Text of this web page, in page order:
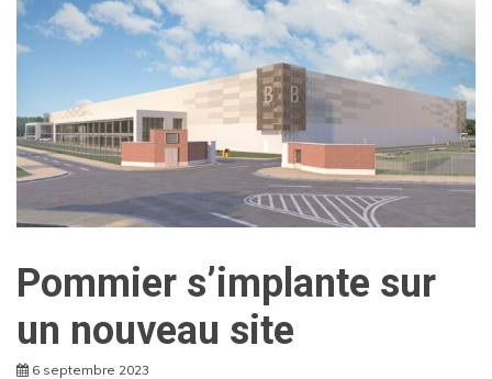
Pommier s’implante sur
un nouveau site
6 septembre 2023